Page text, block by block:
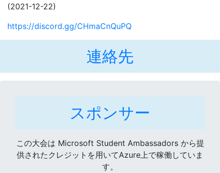
(2021-12-22)
https://discord.gg/CHmaCnQuPQ
連絡先
スポンサー
この大会は Microsoft Student Ambassadors から提
供されたクレジットを用いてAzure上で稼働していま
す。